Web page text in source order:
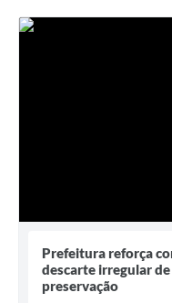
Prefeitura reforça
descarte irregular
preservação